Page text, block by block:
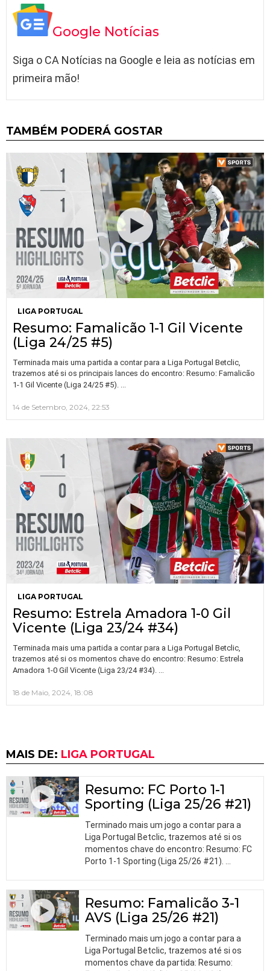
Google Notícias
Siga o CA Notícias na Google e leia as notícias em
primeira mão!
TAMBÉM PODERÁ GOSTAR
LIGA PORTUGAL
Resumo: Famalicão 1-1 Gil Vicente
(Liga 24/25 #5)
Terminada mais uma partida a contar para a Liga Portugal Betclic,
trazemos até si os principais lances do encontro: Resumo: Famalicão
1-1 Gil Vicente (Liga 24/25 #5). …
14 de Setembro, 2024, 22:53
LIGA PORTUGAL
Resumo: Estrela Amadora 1-0 Gil
Vicente (Liga 23/24 #34)
Terminada mais uma partida a contar para a Liga Portugal Betclic,
trazemos até si os momentos chave do encontro: Resumo: Estrela
Amadora 1-0 Gil Vicente (Liga 23/24 #34).
18 de Maio, 2024, 18:08
MAIS DE: LIGA PORTUGAL
Resumo: FC Porto 1-1
Sporting (Liga 25/26 #21)
Terminado mais um jogo a contar para a
Liga Portugal Betclic, trazemos até si os
momentos chave do encontro: Resumo: FC
Porto 1-1 Sporting (Liga 25/26 #21).
Resumo: Famalicão 3-1
AVS (Liga 25/26 #21)
Terminado mais um jogo a contar para a
Liga Portugal Betclic, trazemos até si os
momentos chave da partida: Resumo: